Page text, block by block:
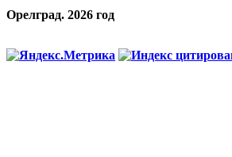
Орелград. 2026 год